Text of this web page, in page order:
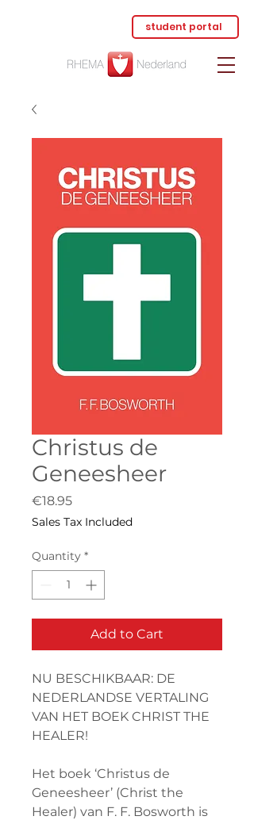
student portal
Christus de
Geneesheer
€18.95Price
Sales Tax Included
Quantity *
Add to Cart
NU BESCHIKBAAR: DE
NEDERLANDSE VERTALING
VAN HET BOEK CHRIST THE
HEALER!
Het boek ‘Christus de
Geneesheer’ (Christ the
Healer) van F. F. Bosworth is